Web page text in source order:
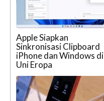
Apple Siapkan
Sinkronisasi Clipboard
iPhone dan Windows di
Uni Eropa